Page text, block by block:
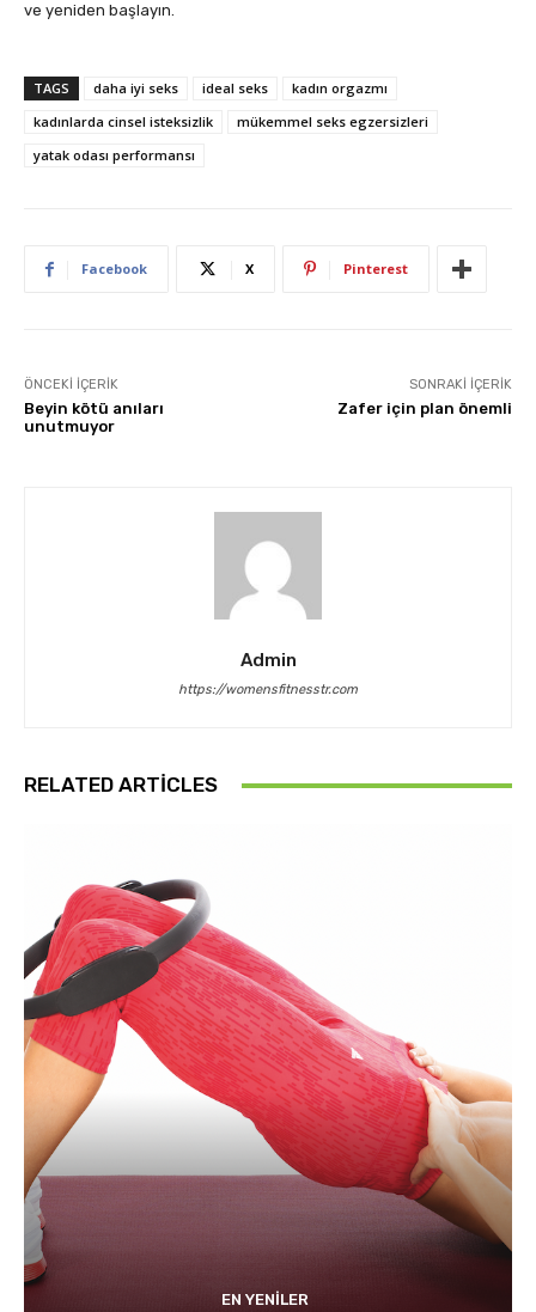
ve yeniden başlayın.
TAGS daha iyi seks ideal seks
kadın orgazmı
kadınlarda cinsel isteksizlik
mükemmel seks egzersizleri
yatak odası performansı
Facebook X Pinterest
ÖNCEKI İÇERIK
Beyin kötü anıları
unutmuyor
SONRAKI İÇERIK
Zafer için plan önemli
Admin
https://womensfitnesstr.com
RELATED ARTICLES
EN YENILER